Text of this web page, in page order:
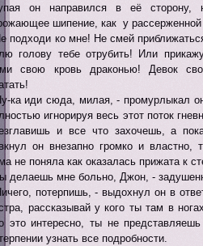
он направился в её сторону,
шипение, как у рассерженной
подходи ко мне! Не смей
голову тебе отрубить! Или
свою кровь драконью! Девок
ка иди сюда, милая, - промурлыкал
игнорируя весь этот поток
и все что захочешь, а
он внезапно громко и властно,
не поняла как оказалась прижата к
делаешь мне больно, Джон, -
потерпишь, - выдохнул он в
рассказывай у кого ты там в
это интересно, ты не
узнать все подробности.